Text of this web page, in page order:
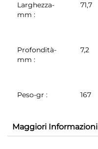
Larghezza-
mm :
71,7
Profondità-
mm :
7,2
Peso-gr : 167
Maggiori Informazioni